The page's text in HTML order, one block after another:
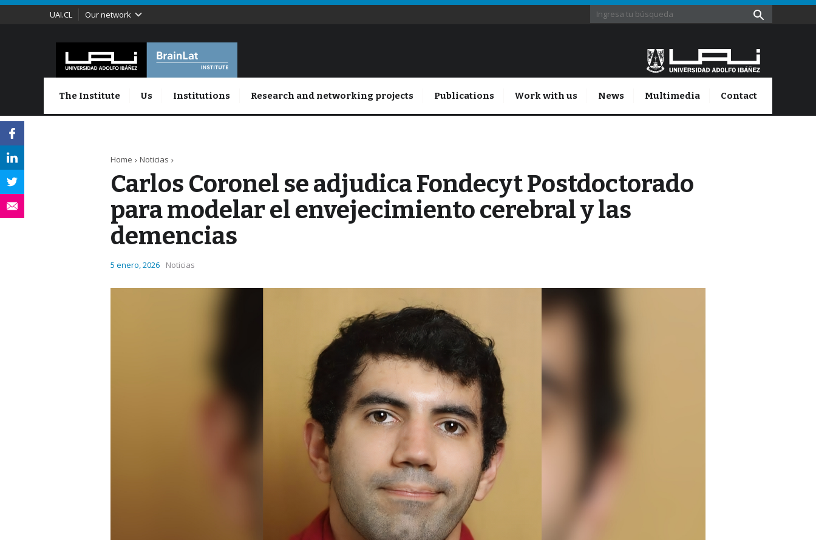
UAI.CL Our network
The Institute Us Institutions Research and networking projects Publications Work with us News Multimedia Contact
Home Noticias
Carlos Coronel se adjudica Fondecyt Postdoctorado
para modelar el envejecimiento cerebral y las
demencias
5 enero, 2026 Noticias